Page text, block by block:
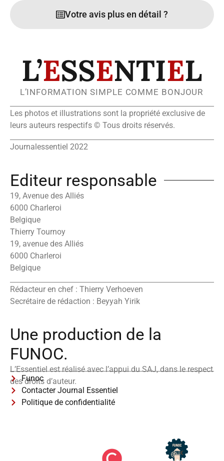
Votre avis plus en détail ?
L’ESSENTIEL
L’INFORMATION SIMPLE COMME BONJOUR
Les photos et illustrations sont la propriété exclusive de
leurs auteurs respectifs © Tous droits réservés.
Journalessentiel 2022
Editeur responsable
19, Avenue des Alliés
6000 Charleroi
Belgique
Thierry Tournoy
19, avenue des Alliés
6000 Charleroi
Belgique
Rédacteur en chef : Thierry Verhoeven
Secrétaire de rédaction : Beyyah Yirik
Une production de la
FUNOC.
L’Essentiel est réalisé avec l’appui du SAJ, dans le respect
des droits d’auteur.
Funoc
Contacter Journal Essentiel
Politique de confidentialité